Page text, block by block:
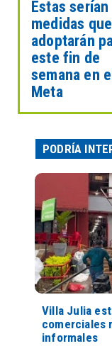
Estas serían
medidas
adoptarán
este fin de
semana en el
Meta
PODRÍA
Villa Julia
comerciales
informales